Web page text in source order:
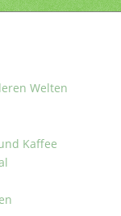
Welten
Kaffee